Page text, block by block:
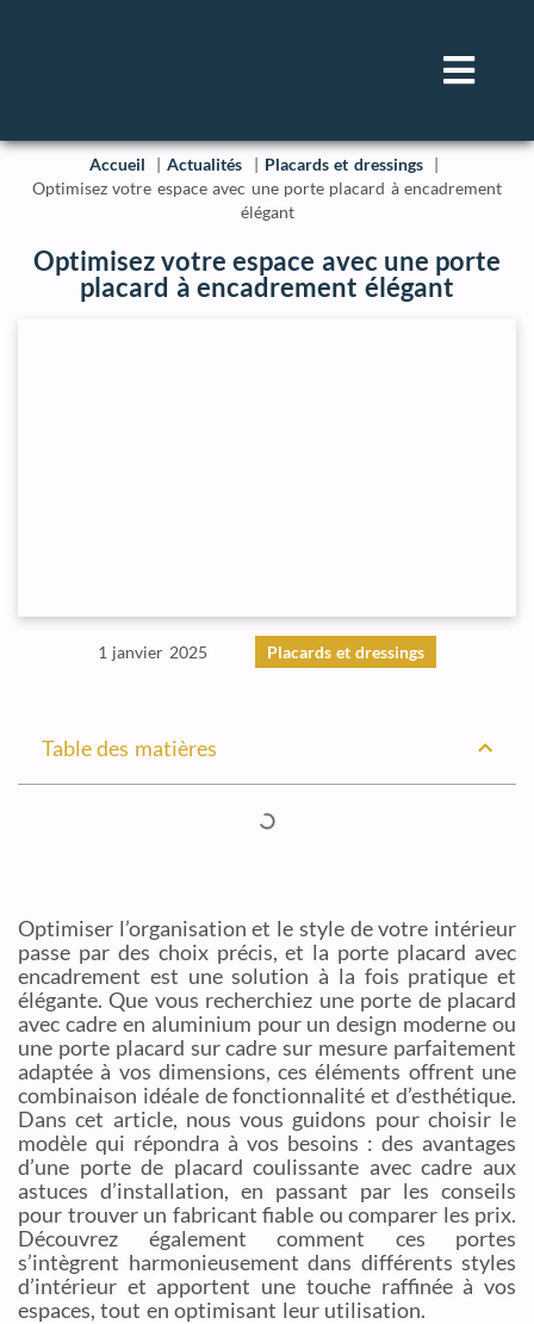
Accueil Actualités
Placards et dressings
Optimisez votre espace avec une porte placard à encadrement
élégant
Optimisez votre espace avec une porte
placard à encadrement élégant
1 janvier 2025 Placards et dressings
Table des matières
Optimiser l’organisation et le style de votre intérieur
passe par des choix précis, et la porte placard avec
encadrement est une solution à la fois pratique et
élégante. Que vous recherchiez une porte de placard
avec cadre en aluminium pour un design moderne ou
une porte placard sur cadre sur mesure parfaitement
adaptée à vos dimensions, ces éléments offrent une
combinaison idéale de fonctionnalité et d’esthétique.
Dans cet article, nous vous guidons pour choisir le
modèle qui répondra à vos besoins : des avantages
d’une porte de placard coulissante avec cadre aux
astuces d’installation, en passant par les conseils
pour trouver un fabricant fiable ou comparer les prix.
Découvrez également comment ces portes
s’intègrent harmonieusement dans différents styles
d’intérieur et apportent une touche raffinée à vos
espaces, tout en optimisant leur utilisation.